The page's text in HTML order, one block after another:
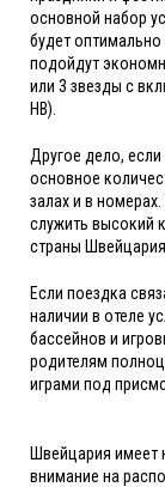
основной набор
будет оптимально
подойдут
или 3 звезды с
HB).
Другое дело,
основное
залах и в
служить высокий
страны Швейцария
Если поездка
наличии в отеле
бассейнов и
родителям
играми под
Швейцария имеет
внимание на